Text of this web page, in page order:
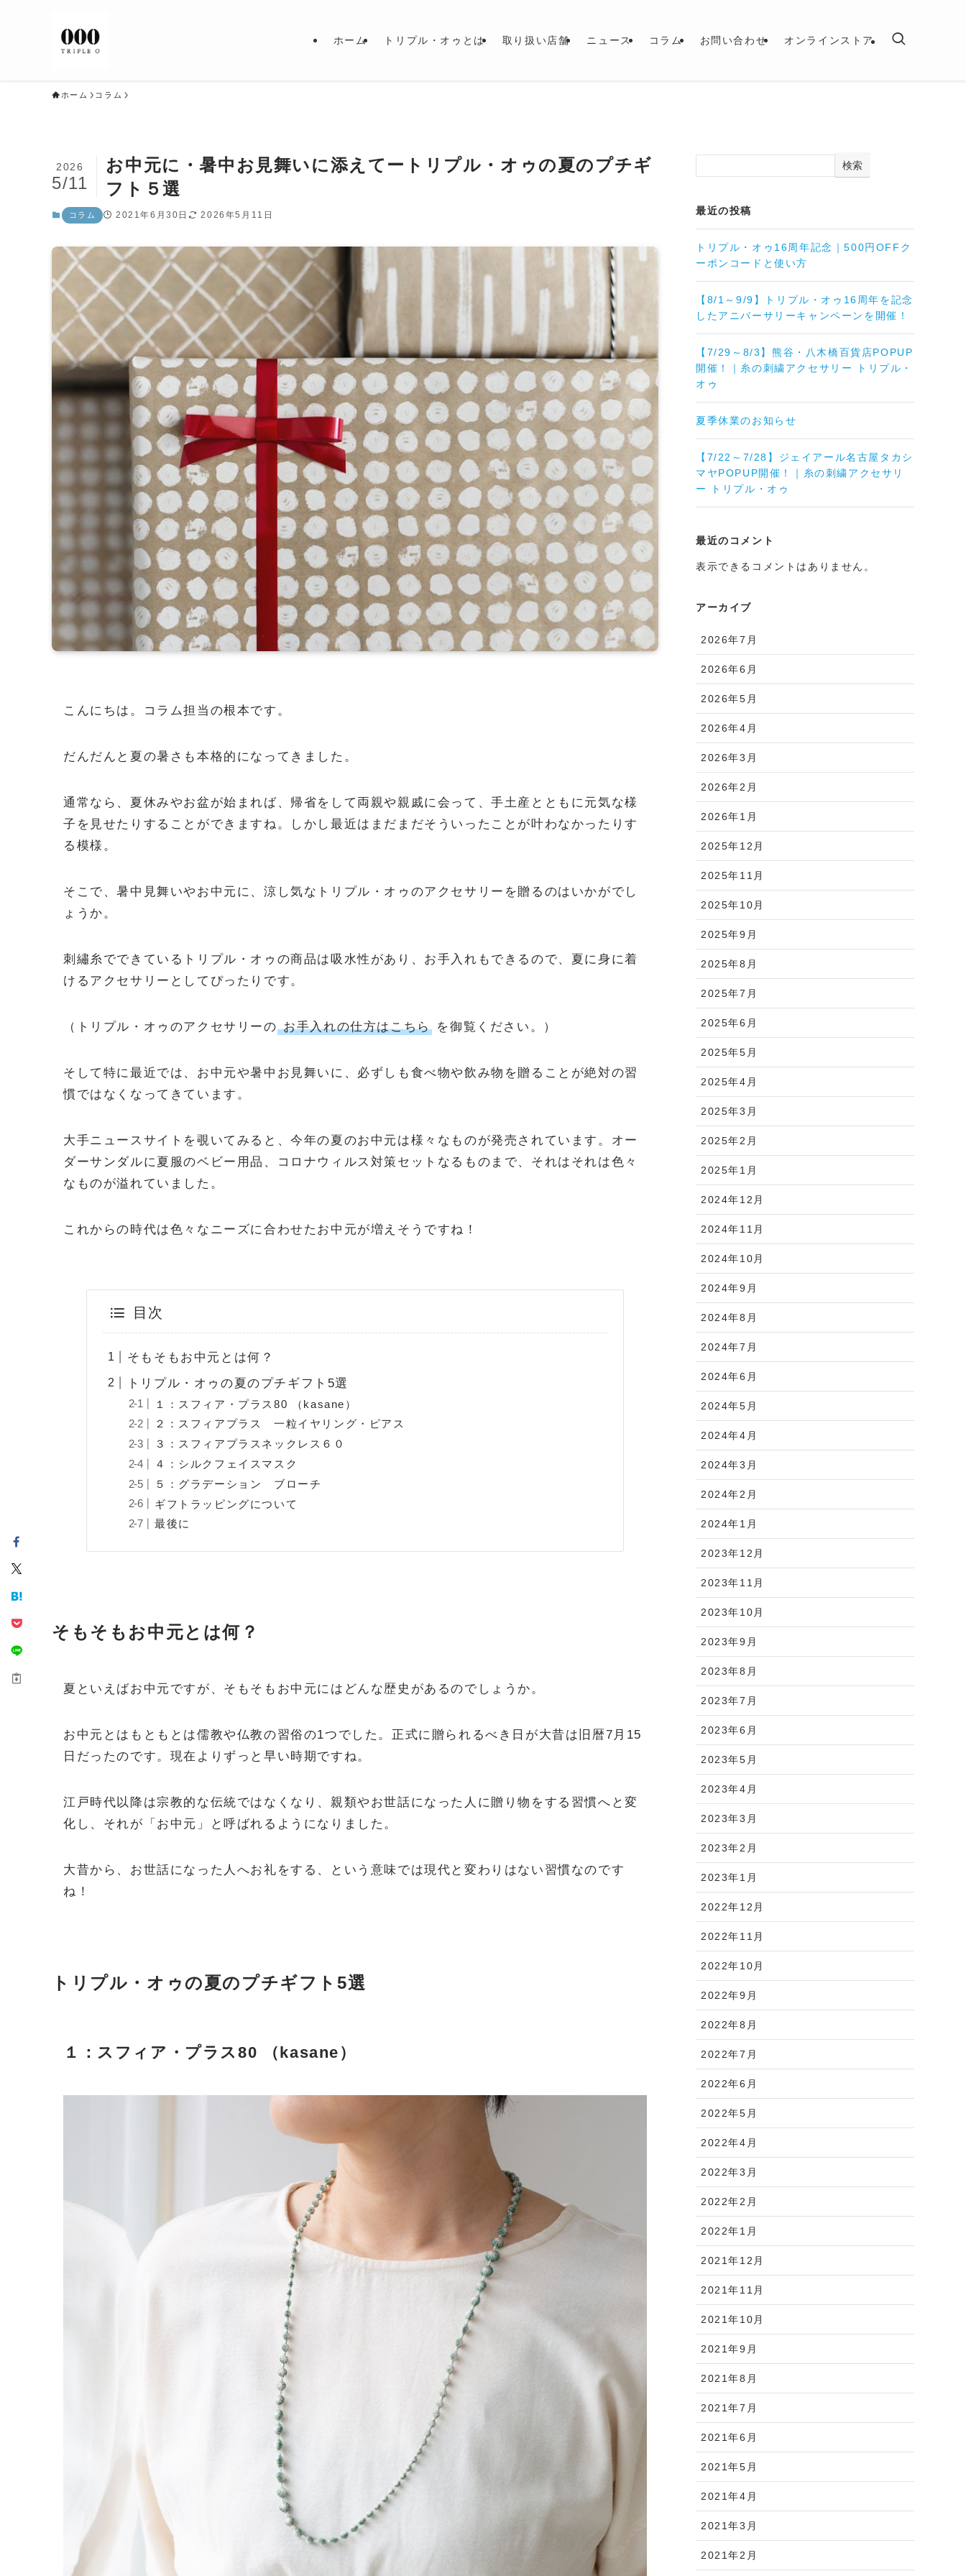
ホーム トリプル・オゥとは 取り扱い店舗 ニュース コラム お問い合わせ オンラインストア
ホーム コラム
お中元に・暑中お見舞いに添えてートリプル・オゥの夏のプチギ
フト５選
2026
5/11
コラム 2021年6月30日 2026年5月11日
こんにちは。コラム担当の根本です。
だんだんと夏の暑さも本格的になってきました。
通常なら、夏休みやお盆が始まれば、帰省をして両親や親戚に会って、手土産とともに元気な様
子を見せたりすることができますね。しかし最近はまだまだそういったことが叶わなかったりす
る模様。
そこで、暑中見舞いやお中元に、涼し気なトリプル・オゥのアクセサリーを贈るのはいかがでし
ょうか。
刺繡糸でできているトリプル・オゥの商品は吸水性があり、お手入れもできるので、夏に身に着
けるアクセサリーとしてぴったりです。
（トリプル・オゥのアクセサリーのお手入れの仕方はこちらを御覧ください。）
そして特に最近では、お中元や暑中お見舞いに、必ずしも食べ物や飲み物を贈ることが絶対の習
慣ではなくなってきています。
大手ニュースサイトを覗いてみると、今年の夏のお中元は様々なものが発売されています。オー
ダーサンダルに夏服のベビー用品、コロナウィルス対策セットなるものまで、それはそれは色々
なものが溢れていました。
これからの時代は色々なニーズに合わせたお中元が増えそうですね！
目次
そもそもお中元とは何？
トリプル・オゥの夏のプチギフト5選
１：スフィア・プラス80 （kasane）
２：スフィアプラス 一粒イヤリング・ピアス
３：スフィアプラスネックレス６０
４：シルクフェイスマスク
５：グラデーション ブローチ
ギフトラッピングについて
最後に
そもそもお中元とは何？
夏といえばお中元ですが、そもそもお中元にはどんな歴史があるのでしょうか。
お中元とはもともとは儒教や仏教の習俗の1つでした。正式に贈られるべき日が大昔は旧暦7月15
日だったのです。現在よりずっと早い時期ですね。
江戸時代以降は宗教的な伝統ではなくなり、親類やお世話になった人に贈り物をする習慣へと変
化し、それが「お中元」と呼ばれるようになりました。
大昔から、お世話になった人へお礼をする、という意味では現代と変わりはない習慣なのです
ね！
トリプル・オゥの夏のプチギフト5選
１：スフィア・プラス80 （kasane）
検索
最近の投稿
トリプル・オゥ16周年記念｜500円OFFク
ーポンコードと使い方
【8/1～9/9】トリプル・オゥ16周年を記念
したアニバーサリーキャンペーンを開催！
【7/29～8/3】熊谷・八木橋百貨店POPUP
開催！｜糸の刺繍アクセサリー トリプル・
オゥ
夏季休業のお知らせ
【7/22～7/28】ジェイアール名古屋タカシ
マヤPOPUP開催！｜糸の刺繍アクセサリ
ー トリプル・オゥ
最近のコメント
表示できるコメントはありません。
アーカイブ
2026年7月
2026年6月
2026年5月
2026年4月
2026年3月
2026年2月
2026年1月
2025年12月
2025年11月
2025年10月
2025年9月
2025年8月
2025年7月
2025年6月
2025年5月
2025年4月
2025年3月
2025年2月
2025年1月
2024年12月
2024年11月
2024年10月
2024年9月
2024年8月
2024年7月
2024年6月
2024年5月
2024年4月
2024年3月
2024年2月
2024年1月
2023年12月
2023年11月
2023年10月
2023年9月
2023年8月
2023年7月
2023年6月
2023年5月
2023年4月
2023年3月
2023年2月
2023年1月
2022年12月
2022年11月
2022年10月
2022年9月
2022年8月
2022年7月
2022年6月
2022年5月
2022年4月
2022年3月
2022年2月
2022年1月
2021年12月
2021年11月
2021年10月
2021年9月
2021年8月
2021年7月
2021年6月
2021年5月
2021年4月
2021年3月
2021年2月